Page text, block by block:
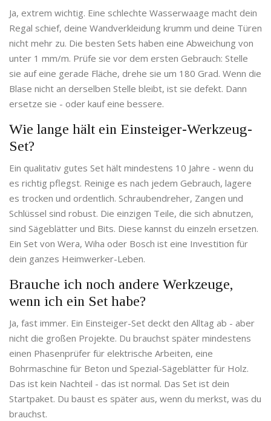
Ja, extrem wichtig. Eine schlechte Wasserwaage macht dein
Regal schief, deine Wandverkleidung krumm und deine Türen
nicht mehr zu. Die besten Sets haben eine Abweichung von
unter 1 mm/m. Prüfe sie vor dem ersten Gebrauch: Stelle
sie auf eine gerade Fläche, drehe sie um 180 Grad. Wenn die
Blase nicht an derselben Stelle bleibt, ist sie defekt. Dann
ersetze sie - oder kauf eine bessere.
Wie lange hält ein Einsteiger-Werkzeug-
Set?
Ein qualitativ gutes Set hält mindestens 10 Jahre - wenn du
es richtig pflegst. Reinige es nach jedem Gebrauch, lagere
es trocken und ordentlich. Schraubendreher, Zangen und
Schlüssel sind robust. Die einzigen Teile, die sich abnutzen,
sind Sägeblätter und Bits. Diese kannst du einzeln ersetzen.
Ein Set von Wera, Wiha oder Bosch ist eine Investition für
dein ganzes Heimwerker-Leben.
Brauche ich noch andere Werkzeuge,
wenn ich ein Set habe?
Ja, fast immer. Ein Einsteiger-Set deckt den Alltag ab - aber
nicht die großen Projekte. Du brauchst später mindestens
einen Phasenprüfer für elektrische Arbeiten, eine
Bohrmaschine für Beton und Spezial-Sägeblätter für Holz.
Das ist kein Nachteil - das ist normal. Das Set ist dein
Startpaket. Du baust es später aus, wenn du merkst, was du
brauchst.